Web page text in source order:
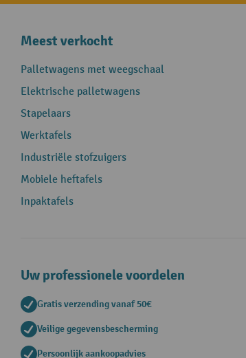
Meest verkocht
Palletwagens met weegschaal
Elektrische palletwagens
Stapelaars
Werktafels
Industriële stofzuigers
Mobiele heftafels
Inpaktafels
Uw professionele voordelen
Gratis verzending vanaf 50€
Veilige gegevensbescherming
Persoonlijk aankoopadvies